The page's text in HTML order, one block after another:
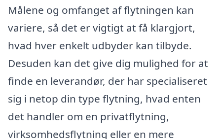
Målene og omfanget af flytningen kan
variere, så det er vigtigt at få klargjort,
hvad hver enkelt udbyder kan tilbyde.
Desuden kan det give dig mulighed for at
finde en leverandør, der har specialiseret
sig i netop din type flytning, hvad enten
det handler om en privatflytning,
virksomhedsflytning eller en mere